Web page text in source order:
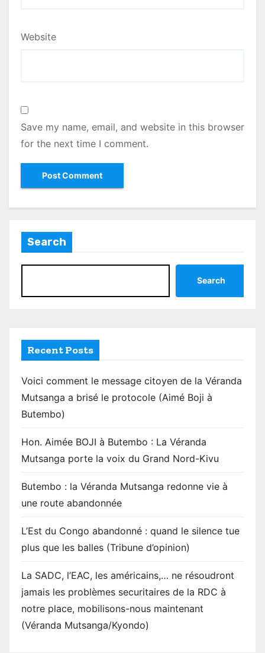
Website
Save my name, email, and website in this browser
for the next time I comment.
Search
Search
Recent Posts
Voici comment le message citoyen de la Véranda
Mutsanga a brisé le protocole (Aimé Boji à
Butembo)
Hon. Aimée BOJI à Butembo : La Véranda
Mutsanga porte la voix du Grand Nord-Kivu
Butembo : la Véranda Mutsanga redonne vie à
une route abandonnée
L’Est du Congo abandonné : quand le silence tue
plus que les balles (Tribune d’opinion)
La SADC, l’EAC, les américains,… ne résoudront
jamais les problèmes securitaires de la RDC à
notre place, mobilisons-nous maintenant
(Véranda Mutsanga/Kyondo)